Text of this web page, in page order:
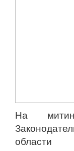
На
области